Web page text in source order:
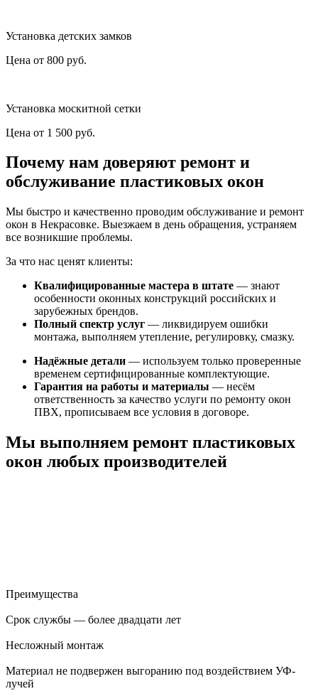
Установка детских замков
Цена от 800 руб.
Установка москитной сетки
Цена от 1 500 руб.
Почему нам доверяют ремонт и
обслуживание пластиковых окон
Мы быстро и качественно проводим обслуживание и ремонт
окон в Некрасовке. Выезжаем в день обращения, устраняем
все возникшие проблемы.
За что нас ценят клиенты:
Квалифицированные мастера в штате — знают
особенности оконных конструкций российских и
зарубежных брендов.
Полный спектр услуг — ликвидируем ошибки
монтажа, выполняем утепление, регулировку, смазку.
Надёжные детали — используем только проверенные
временем сертифицированные комплектующие.
Гарантия на работы и материалы — несём
ответственность за качество услуги по ремонту окон
ПВХ, прописываем все условия в договоре.
Мы выполняем ремонт пластиковых
окон любых производителей
Преимущества
Срок службы — более двадцати лет
Несложный монтаж
Материал не подвержен выгоранию под воздействием УФ-
лучей